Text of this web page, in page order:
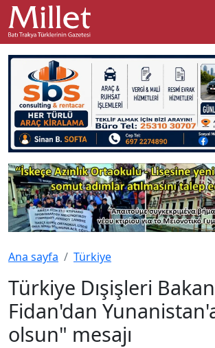
Ana sayfa Türkiye
Türkiye Dışişleri
Fidan'dan
olsun" mesajı